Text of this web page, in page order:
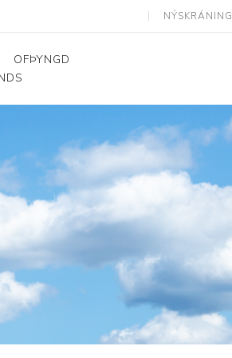
NÝSKRÁNING
Hjálpartæki
Flutningshjálpartæki
Gönguhjálpartæki
Smáhjálpartæki
stólar
OFÞYNGD